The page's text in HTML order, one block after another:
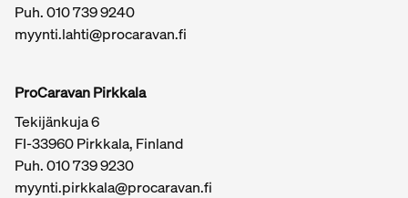
Puh.010 739 9240
myynti.lahti@procaravan.fi
ProCaravan Pirkkala
Tekijänkuja 6
FI-33960 Pirkkala, Finland
Puh.010 739 9230
myynti.pirkkala@procaravan.fi